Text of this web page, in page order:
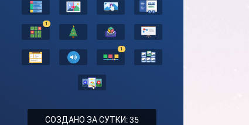
1
1
СОЗДАНО ЗА СУТКИ: 35